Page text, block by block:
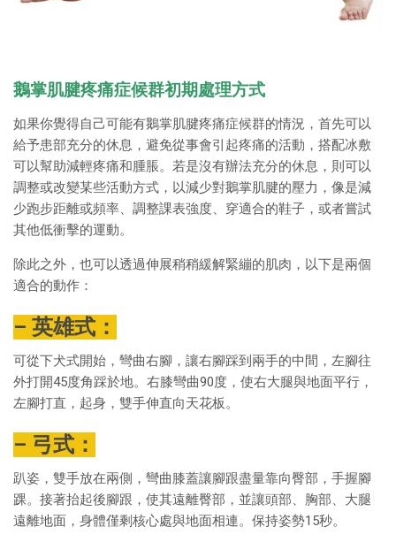
鵝掌肌腱疼痛症候群初期處理方式
如果你覺得自己可能有鵝掌肌腱疼痛症候群的情況，首先可以
給予患部充分的休息，避免從事會引起疼痛的活動，搭配冰敷
可以幫助減輕疼痛和腫脹。若是沒有辦法充分的休息，則可以
調整或改變某些活動方式，以減少對鵝掌肌腱的壓力，像是減
少跑步距離或頻率、調整課表強度、穿適合的鞋子，或者嘗試
其他低衝擊的運動。
除此之外，也可以透過伸展稍稍緩解緊繃的肌肉，以下是兩個
適合的動作：
– 英雄式：
可從下犬式開始，彎曲右腳，讓右腳踩到兩手的中間，左腳往
外打開45度角踩於地。右膝彎曲90度，使右大腿與地面平行，
左腳打直，起身，雙手伸直向天花板。
– 弓式：
趴姿，雙手放在兩側，彎曲膝蓋讓腳跟盡量靠向臀部，手握腳
踝。接著抬起後腳跟，使其遠離臀部，並讓頭部、胸部、大腿
遠離地面，身體僅剩核心處與地面相連。保持姿勢15秒。